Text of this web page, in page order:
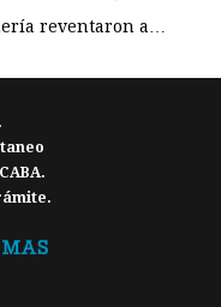
reventaron a…